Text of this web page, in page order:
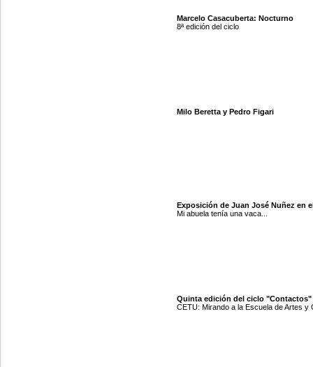
Marcelo Casacuberta: Nocturno
8ª edición del ciclo
Milo Beretta y Pedro Figari
Exposición de Juan José Nuñez en
Mi abuela tenía una vaca...
Quinta edición del ciclo "Contactos"
CETU: Mirando a la Escuela de Artes y